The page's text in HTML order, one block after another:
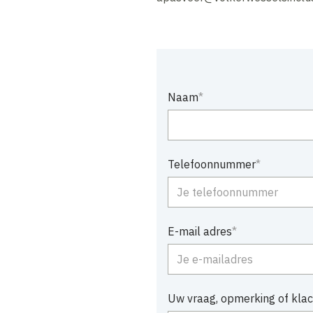
Naam
Telefoonnummer
E-mail adres
Uw vraag, opmerking of